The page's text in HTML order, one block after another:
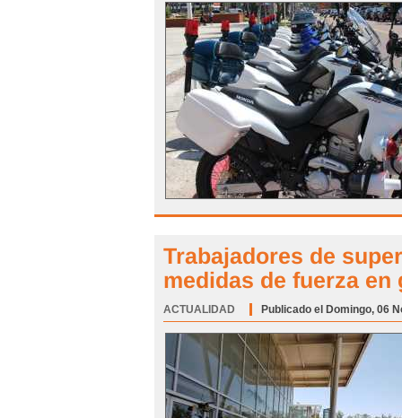
Trabajadores de
medidas de fuerza en
ACTUALIDAD Publicado el Domingo, 06